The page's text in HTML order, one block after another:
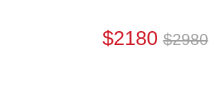
$2180$2980